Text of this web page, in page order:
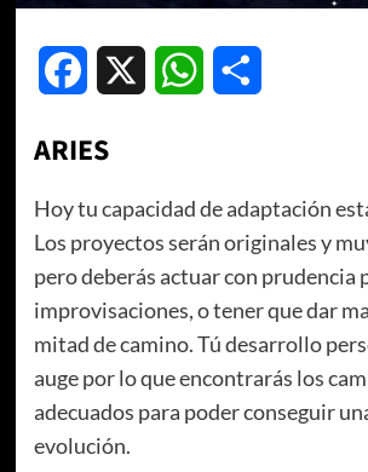
Facebook WhatsApp
ARIES
Hoy tu capacidad de adaptación
Los proyectos serán originales y
pero deberás actuar con prudencia
improvisaciones, o tener que dar
mitad de camino. Tú desarrollo
auge por lo que encontrarás los
adecuados para poder conseguir
evolución.